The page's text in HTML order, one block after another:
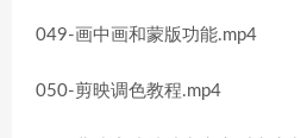
049-画中画和蒙版功能.mp4
050-剪映调色教程.mp4